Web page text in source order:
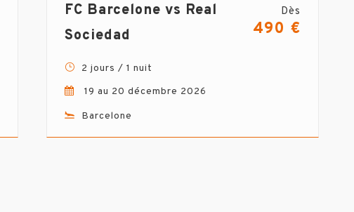
FC Barcelone vs Real
Sociedad
Dès
490 €
2 jours / 1 nuit
19 au 20 décembre 2026
Barcelone